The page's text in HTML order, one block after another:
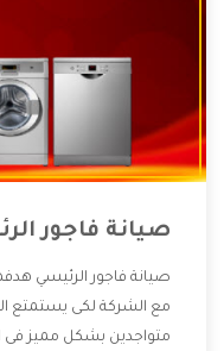
صيانة فاجور
صيانة فاجور الرئيسي
مع الشركة لكى يستمتع
متواجدين بشكل مميز فى